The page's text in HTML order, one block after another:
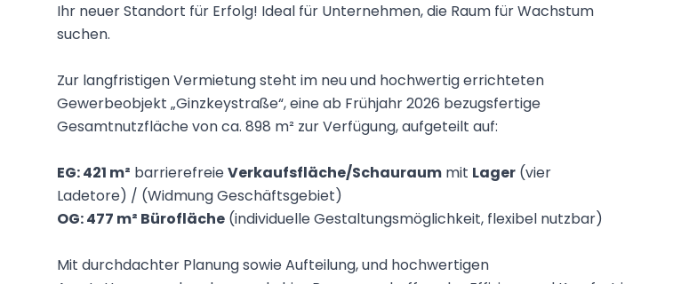
Ihr neuer Standort für Erfolg! Ideal für Unternehmen, die Raum für Wachstum
suchen.
Zur langfristigen Vermietung steht im neu und hochwertig errichteten
Gewerbeobjekt „Ginzkeystraße“, eine ab Frühjahr 2026 bezugsfertige
Gesamtnutzfläche von ca. 898 m² zur Verfügung, aufgeteilt auf:
EG: 421 m² barrierefreieVerkaufsfläche/Schauraum mit Lager (vier
Ladetore) / (Widmung Geschäftsgebiet)
OG: 477 m² Bürofläche (individuelle Gestaltungsmöglichkeit, flexibel nutzbar)
Mit durchdachter Planung sowie Aufteilung, und hochwertigen